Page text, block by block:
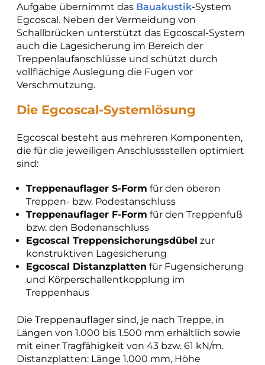
Aufgabe übernimmt das Bauakustik-System
Egcoscal. Neben der Vermeidung von
Schallbrücken unterstützt das Egcoscal-System
auch die Lagesicherung im Bereich der
Treppenlaufanschlüsse und schützt durch
vollflächige Auslegung die Fugen vor
Verschmutzung.
Die Egcoscal-Systemlösung
Egcoscal besteht aus mehreren Komponenten,
die für die jeweiligen Anschlussstellen optimiert
sind:
Treppenauflager S-Form für den oberen
Treppen- bzw. Podestanschluss
Treppenauflager F-Form für den Treppenfuß
bzw. den Bodenanschluss
Egcoscal Treppensicherungsdübel zur
konstruktiven Lagesicherung
Egcoscal Distanzplatten für Fugensicherung
und Körperschallentkopplung im
Treppenhaus
Die Treppenauflager sind, je nach Treppe, in
Längen von 1.000 bis 1.500 mm erhältlich sowie
mit einer Tragfähigkeit von 43 bzw. 61 kN/m.
Distanzplatten: Länge 1.000 mm, Höhe